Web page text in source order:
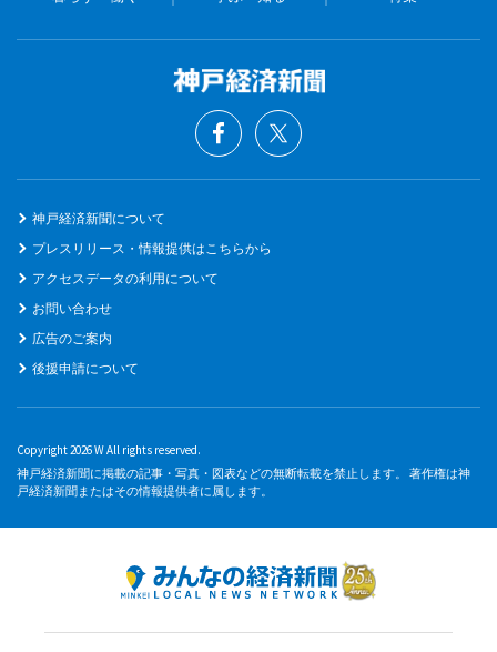
神戸経済新聞について
プレスリリース・情報提供はこちらから
アクセスデータの利用について
お問い合わせ
広告のご案内
後援申請について
Copyright 2026 W All rights reserved.
神戸経済新聞に掲載の記事・写真・図表などの無断転載を禁止します。 著作権は神
戸経済新聞またはその情報提供者に属します。